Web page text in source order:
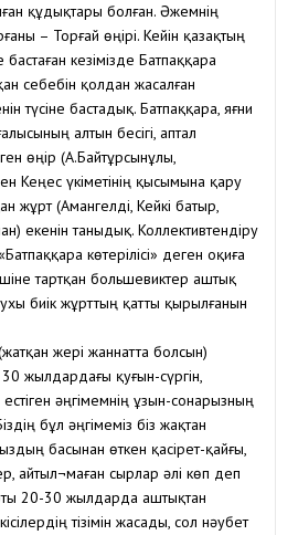
құдықтары болған. Әжемнің
– Торғай өңірі. Кейін қазақтың
кезімізде Батпаққара
себебін қолдан жасалған
түсіне бастадық. Батпаққара, яғни
алтын бесігі, аптал
өңір (А.Байтұрсынұлы,
Кеңес үкіметінің қысымына қару
жұрт (Амангелді, Кейкі батыр,
екенін таныдық. Коллективтендіру
көтерілісі» деген оқиға
тартқан большевиктер аштық
биік жұрттың қатты қырылғанын
жері жаннатта болсын)
жылдардағы қуғын-сүргін,
әңгімемнің ұзын-сонарызның
бұл әңгімеміз біз жақтан
басынан өткен қасірет-қайғы,
айтыл¬маған сырлар әлі көп деп
20-30 жылдарда аштықтан
тізімін жасады, сол нәубет